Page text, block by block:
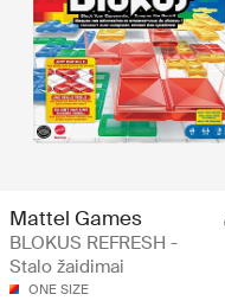
Mattel Games
BLOKUS REFRESH -
Stalo žaidimai
ONE SIZE